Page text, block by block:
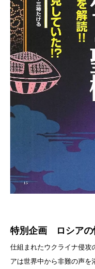
特別企画 ロシアの
仕組まれたウクライナ侵
アは世界中から非難の声